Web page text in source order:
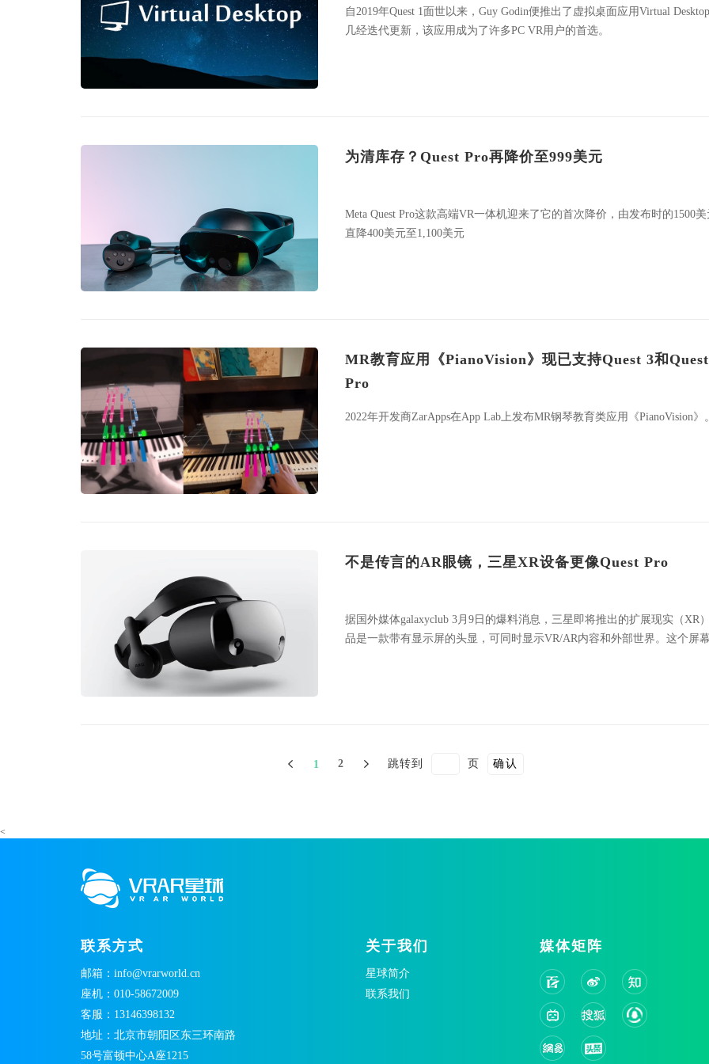
自2019年Quest 1面世以来，Guy Godin便推出了虚拟桌面应用Virtual Desktop
几经迭代更新，该应用成为了许多PC VR用户的首选。
为清库存？Quest Pro再降价至999美元
Meta Quest Pro这款高端VR一体机迎来了它的首次降价，由发布时的1500美
直降400美元至1,100美元
MR教育应用《PianoVision》现已支持Quest 3和Quest
Pro
2022年开发商ZarApps在App Lab上发布MR钢琴教育类应用《PianoVision》。
不是传言的AR眼镜，三星XR设备更像Quest Pro
据国外媒体galaxyclub 3月9日的爆料消息，三星即将推出的扩展现实（XR
品是一款带有显示屏的头显，可同时显示VR/AR内容和外部世界。这个屏
1 2 跳转到 页 确认
<
联系方式
邮箱：info@vrarworld.cn
座机：010-58672009
客服：13146398132
地址：北京市朝阳区东三环南路
58号富顿中心A座1215
关于我们
星球简介
联系我们
媒体矩阵